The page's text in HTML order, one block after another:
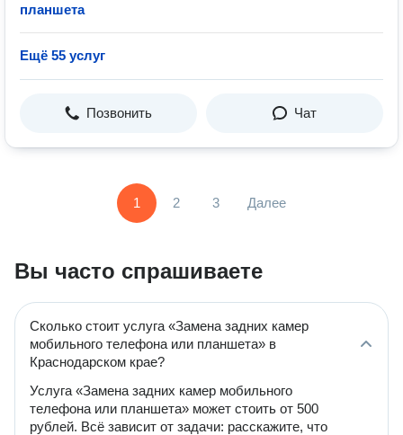
планшета
Ещё 55 услуг
Позвонить Чат
1 2 3 Далее
Вы часто спрашиваете
Сколько стоит услуга «Замена задних камер
мобильного телефона или планшета» в
Краснодарском крае?
Услуга «Замена задних камер мобильного
телефона или планшета» может стоить от 500
рублей. Всё зависит от задачи: расскажите, что